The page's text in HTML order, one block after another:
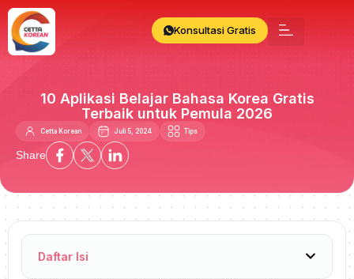
Konsultasi Gratis
10 Aplikasi Belajar Bahasa Korea Gratis
Terbaik untuk Pemula 2026
Cetta Korean Juli 5, 2024 Tips
Share
Daftar Isi